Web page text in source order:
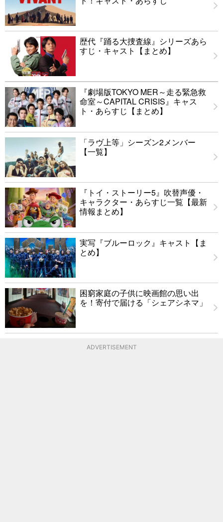
歴代『踊る大捜査線』シリーズあら
すじ・キャスト【まとめ】
『劇場版TOKYO MER～走る緊急救
命室～CAPITAL CRISIS』キャス
ト・あらすじ【まとめ】
「ラヴ上等」シーズン2メンバー
【一覧】
『トイ・ストーリー5』吹替声優・
キャラクター・あらすじ一覧【最新
情報まとめ】
実写『ブルーロック』キャスト【ま
とめ】
困窮家庭の子供に映画館の思い出
を！寄付で届ける「シェアシネマ」
ADVERTISEMENT